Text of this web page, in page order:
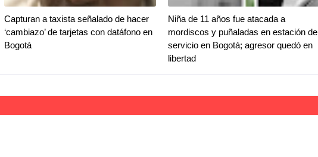
Capturan a taxista señalado de hacer
‘cambiazo’ de tarjetas con datáfono en
Bogotá
Niña de 11 años fue atacada a
mordiscos y puñaladas en estación de
servicio en Bogotá; agresor quedó en
libertad